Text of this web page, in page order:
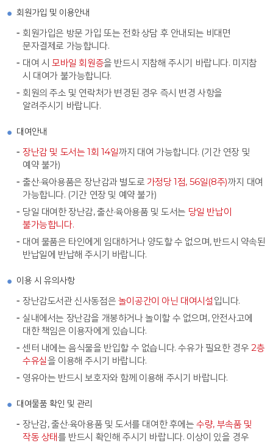
회원가입 및 이용안내
회원가입은 방문 가입 또는 전화 상담 후 안내되는 비대면
문자결제로 가능합니다.
대여 시 모바일 회원증을 반드시 지참해 주시기 바랍니다. 미지참
시 대여가 불가능합니다.
회원의 주소 및 연락처가 변경된 경우 즉시 변경 사항을
알려주시기 바랍니다.
대여안내
장난감 및 도서는 1회 14일까지 대여 가능합니다. (기간 연장 및
예약 불가)
출산·육아용품은 장난감과 별도로 가정당 1점, 56일(8주)까지 대여
가능합니다. (기간 연장 및 예약 불가)
당일 대여한 장난감, 출산·육아용품 및 도서는 당일 반납이
불가능합니다.
대여 물품은 타인에게 임대하거나 양도할 수 없으며, 반드시 약속된
반납일에 반납해 주시기 바랍니다.
이용 시 유의사항
장난감도서관 신사동점은 놀이공간이 아닌 대여시설 입니다.
실내에서는 장난감을 개봉하거나 놀이할 수 없으며, 안전사고에
대한 책임은 이용자에게 있습니다.
센터 내에는 음식물을 반입할 수 없습니다. 수유가 필요한 경우2층
수유실을 이용해 주시기 바랍니다.
영유아는 반드시 보호자와 함께 이용해 주시기 바랍니다.
대여물품 확인 및 관리
장난감, 출산·육아용품 및 도서를 대여한 후에는수량, 부속품 및
작동 상태를 반드시 확인해 주시기 바랍니다. 이상이 있을 경우